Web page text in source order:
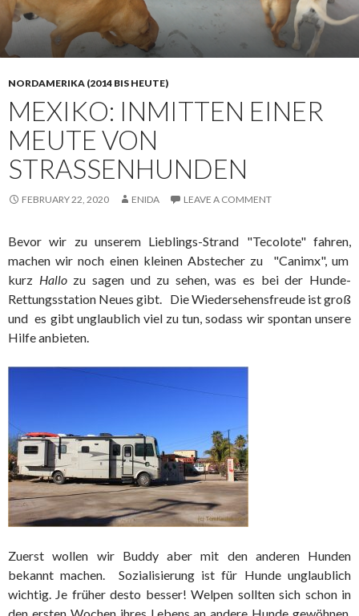
NORDAMERIKA (2014 BIS HEUTE)
MEXIKO: INMITTEN EINER
MEUTE VON
STRASSENHUNDEN
FEBRUARY 22, 2020 ENIDA LEAVE A COMMENT
Bevor wir zu unserem Lieblings-Strand "Tecolote" fahren,
machen wir noch einen kleinen Abstecher zu "Canimx", um
kurz Hallozu sagen und zu sehen, was es bei der Hunde-
Rettungsstation Neues gibt. Die Wiedersehensfreude ist groß
und es gibt unglaublich viel zu tun, sodass wir spontan unsere
Hilfe anbieten.
Zuerst wollen wir Buddy aber mit den anderen Hunden
bekannt machen. Sozialisierung ist für Hunde unglaublich
wichtig. Je früher desto besser! Welpen sollten sich schon in